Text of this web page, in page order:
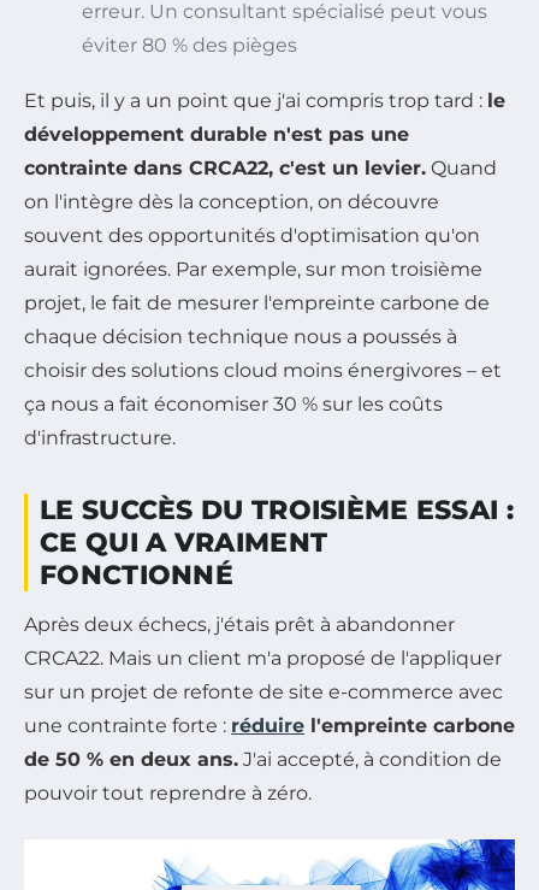
erreur. Un consultant spécialisé peut vous
éviter 80 % des pièges
Et puis, il y a un point que j'ai compris trop tard : le
développement durable n'est pas une
contrainte dans CRCA22, c'est un levier. Quand
on l'intègre dès la conception, on découvre
souvent des opportunités d'optimisation qu'on
aurait ignorées. Par exemple, sur mon troisième
projet, le fait de mesurer l'empreinte carbone de
chaque décision technique nous a poussés à
choisir des solutions cloud moins énergivores – et
ça nous a fait économiser 30 % sur les coûts
d'infrastructure.
LE SUCCÈS DU TROISIÈME ESSAI :
CE QUI A VRAIMENT
FONCTIONNÉ
Après deux échecs, j'étais prêt à abandonner
CRCA22. Mais un client m'a proposé de l'appliquer
sur un projet de refonte de site e-commerce avec
une contrainte forte : réduire l'empreinte carbone
de 50 % en deux ans. J'ai accepté, à condition de
pouvoir tout reprendre à zéro.